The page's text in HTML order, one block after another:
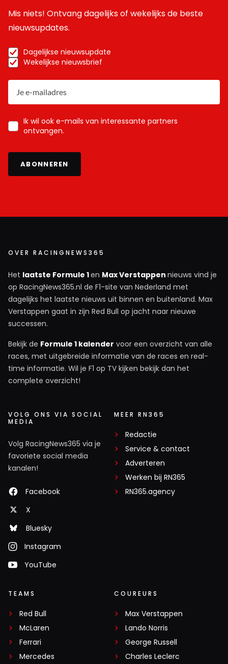
Mis niets! Ontvang dagelijks of wekelijks de beste
nieuwsupdates.
Dagelijkse nieuwsupdate
Wekelijkse nieuwsbrief
Ik wil ook e-mails van interessante partners
ontvangen.
ABONNEREN
OVER RACINGNEWS365
Het laatste Formule 1en Max Verstappen nieuws vind je
op RacingNews365.nl de F1-site van Nederland met
dagelijks het laatste nieuws uit binnen en buitenland. Max
Verstappen gaat in zijn Red Bull op jacht naar nieuwe
successen.
Bekijk de Formule 1 kalender voor een overzicht van alle
races, met uitgebreide informatie van de races en real-
time informatie. Wil je F1 op TV kijken bekijk dan het
complete overzicht!
VOLG ONS VIA SOCIAL
MEDIA
Volg RacingNews365 via je
favoriete social media
kanalen!
Facebook
X
Bluesky
Instagram
YouTube
MEER RN365
Redactie
Service & contact
Adverteren
Werken bij RN365
RN365.agency
TEAMS
Red Bull
McLaren
Ferrari
Mercedes
COUREURS
Max Verstappen
Lando Norris
George Russell
Charles Leclerc